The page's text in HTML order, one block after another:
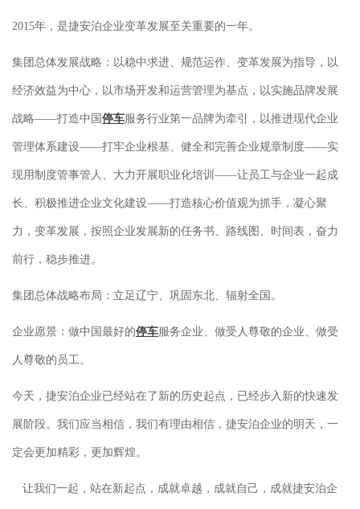
2015年，是捷安泊企业变革发展至关重要的一年。
集团总体发展战略：以稳中求进、规范运作、变革发展为指导，以
经济效益为中心，以市场开发和运营管理为基点，以实施品牌发展
战略——打造中国停车服务行业第一品牌为牵引，以推进现代企业
管理体系建设——打牢企业根基、健全和完善企业规章制度——实
现用制度管事管人、大力开展职业化培训——让员工与企业一起成
长、积极推进企业文化建设——打造核心价值观为抓手，凝心聚
力，变革发展，按照企业发展新的任务书、路线图、时间表，奋力
前行，稳步推进。
集团总体战略布局：立足辽宁、巩固东北、辐射全国。
企业愿景：做中国最好的停车服务企业、做受人尊敬的企业、做受
人尊敬的员工。
今天，捷安泊企业已经站在了新的历史起点，已经步入新的快速发
展阶段。我们应当相信，我们有理由相信，捷安泊企业的明天，一
定会更加精彩，更加辉煌。
让我们一起，站在新起点，成就卓越，成就自己，成就捷安泊企